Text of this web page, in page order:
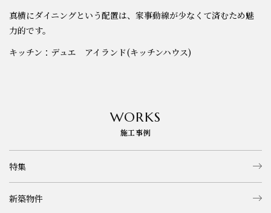
分譲地情報
ブログ
真横にダイニングという配置は、家事動線が少なくて済むため魅
力的です。
キッチン：デュエ アイランド(キッチンハウス)
WORKS
施工事例
特集
新築物件